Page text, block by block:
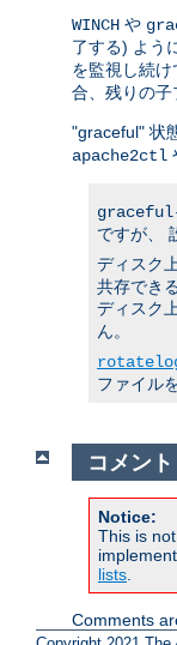
WINCH や
了する) よう
を監視し続
合、残りの子
"graceful" 状
apache2ctl
ですが、
ディスク
共存でき
ディスク
ん。
ファイル
コメント
Notice:
This is
lists.
Comments